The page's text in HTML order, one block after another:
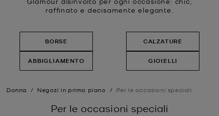
raffinato e decisamente elegante.
BORSE CALZATURE
ABBIGLIAMENTO GIOIELLI
Donna / Negozi in primo piano / Per le occasioni speciali
Per le occasioni speciali